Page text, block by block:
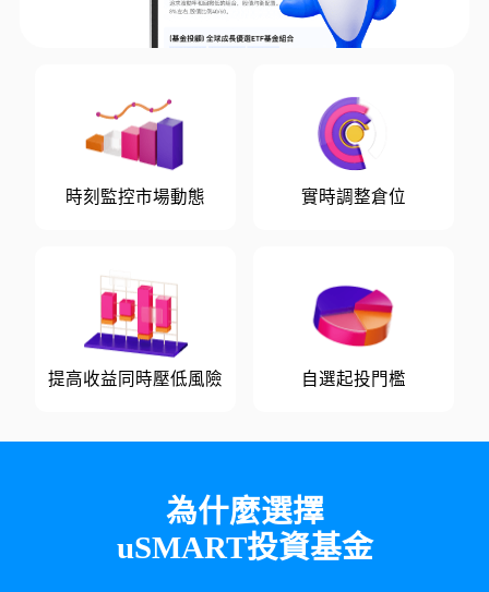
時刻監控市場動態 實時調整倉位
提高收益同時壓低風險 自選起投門檻
為什麼選擇
uSMART投資基金